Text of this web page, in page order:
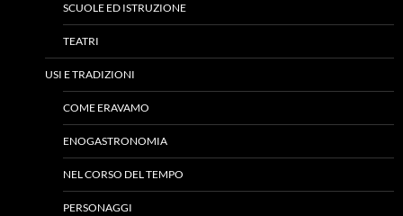
SCUOLE ED ISTRUZIONE
TEATRI
USI E TRADIZIONI
COME ERAVAMO
ENOGASTRONOMIA
NEL CORSO DEL TEMPO
PERSONAGGI